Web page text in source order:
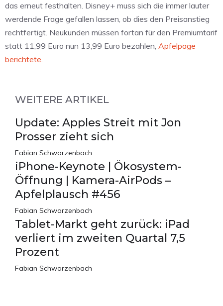
das erneut festhalten. Disney+ muss sich die immer lauter
werdende Frage gefallen lassen, ob dies den Preisanstieg
rechtfertigt. Neukunden müssen fortan für den Premiumtarif
statt 11,99 Euro nun 13,99 Euro bezahlen, Apfelpage
berichtete.
WEITERE ARTIKEL
Update: Apples Streit mit Jon
Prosser zieht sich
Fabian Schwarzenbach
iPhone-Keynote | Ökosystem-
Öffnung | Kamera-AirPods –
Apfelplausch #456
Fabian Schwarzenbach
Tablet-Markt geht zurück: iPad
verliert im zweiten Quartal 7,5
Prozent
Fabian Schwarzenbach